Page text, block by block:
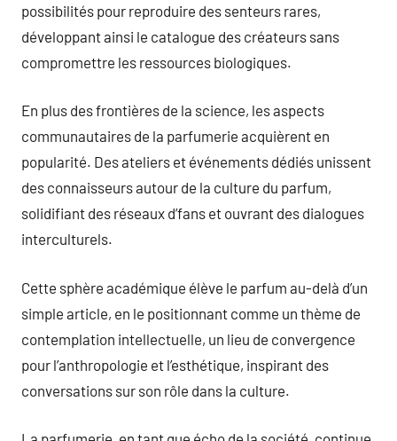
possibilités pour reproduire des senteurs rares,
développant ainsi le catalogue des créateurs sans
compromettre les ressources biologiques.
En plus des frontières de la science, les aspects
communautaires de la parfumerie acquièrent en
popularité. Des ateliers et événements dédiés unissent
des connaisseurs autour de la culture du parfum,
solidifiant des réseaux d’fans et ouvrant des dialogues
interculturels.
Cette sphère académique élève le parfum au-delà d’un
simple article, en le positionnant comme un thème de
contemplation intellectuelle, un lieu de convergence
pour l’anthropologie et l’esthétique, inspirant des
conversations sur son rôle dans la culture.